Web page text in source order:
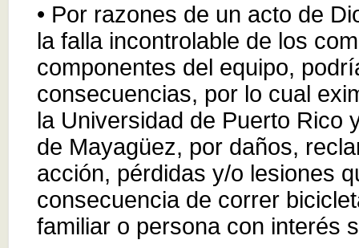
• Por razones de un acto de
la falla incontrolable de los
componentes del equipo,
consecuencias, por lo cual
la Universidad de Puerto Rico
de Mayagüez, por daños,
acción, pérdidas y/o lesiones
consecuencia de correr
familiar o persona con interés